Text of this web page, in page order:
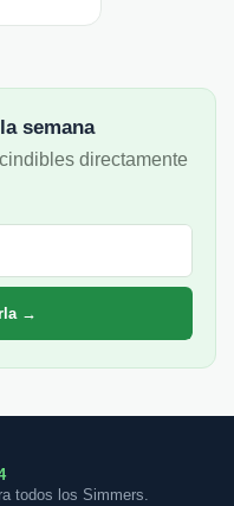
semana
directamente
→
todos los Simmers.